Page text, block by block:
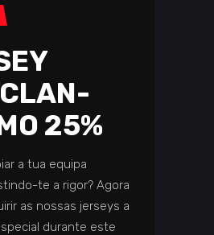
25%
a tua equipa
te a rigor? Agora
as nossas jerseys a
durante este